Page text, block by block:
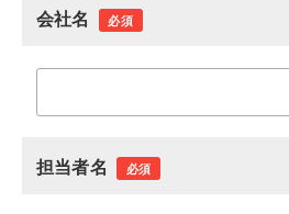
会社名 必須
担当者名 必須